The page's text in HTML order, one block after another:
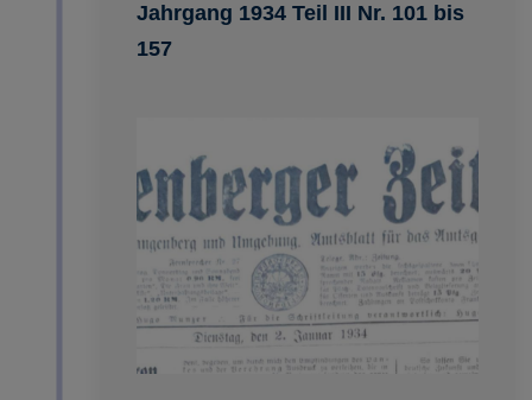
Jahrgang 1934 Teil III Nr. 101 bis
157